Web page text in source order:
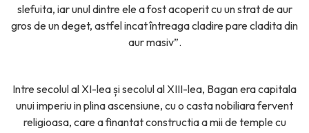
slefuita, iar unul dintre ele a fost acoperit cu un strat de aur
gros de un deget, astfel incat întreaga cladire pare cladita din
aur masiv”.
Intre secolul al XI-lea și secolul al XIII-lea, Bagan era capitala
unui imperiu in plina ascensiune, cu o casta nobiliara fervent
religioasa, care a finantat constructia a mii de temple cu